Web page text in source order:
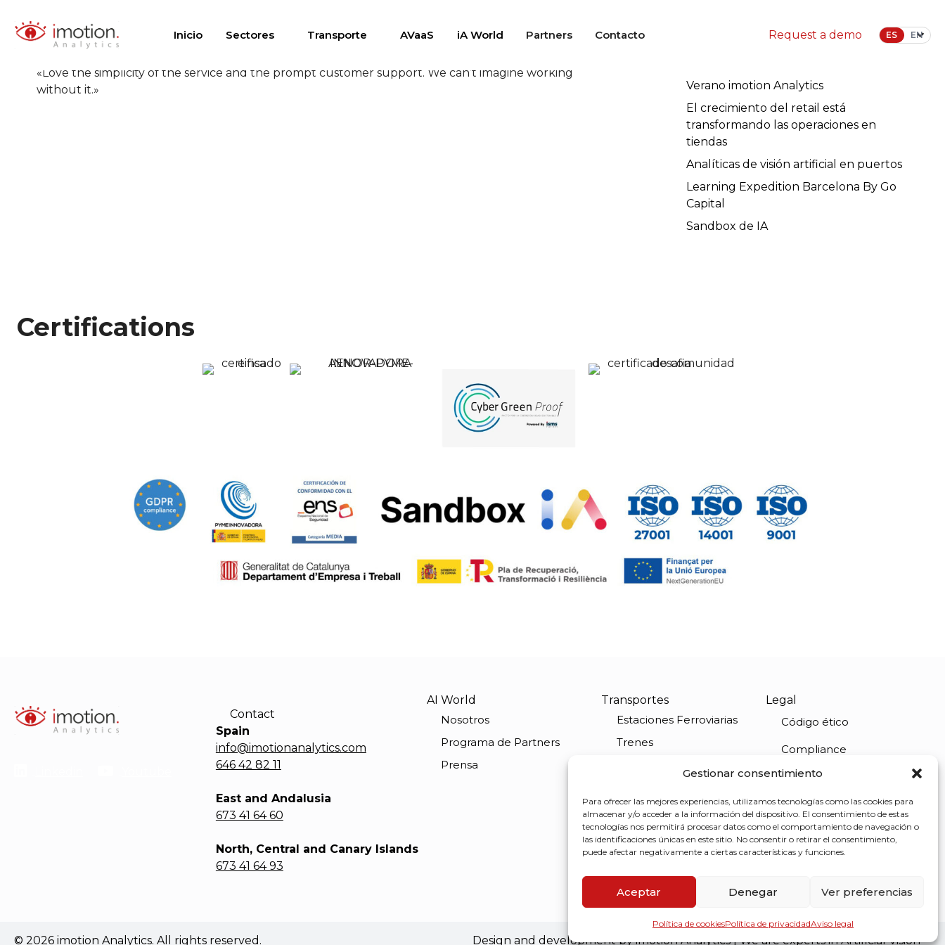
Gestionar consentimiento
Para ofrecer las mejores experiencias, utilizamos tecnologías como las cookies para
almacenar y/o acceder a la información del dispositivo. El consentimiento de estas
tecnologías nos permitirá procesar datos como el comportamiento de navegación o
las identificaciones únicas en este sitio. No consentir o retirar el consentimiento,
puede afectar negativamente a ciertas características y funciones.
Aceptar Denegar Ver preferencias
Política de cookiesPolítica de privacidadAviso legal
contenido
Inicio Sectores Transporte AVaaS iA World Partners Contacto Request a demo
Túneles 2
«Love the simplicity of the service and the prompt customer support. We can’t imagine working
without it.»
Verano imotion Analytics
El crecimiento del retail está
transformando las operaciones en
tiendas
Analíticas de visión artificial en puertos
Learning Expedition Barcelona By Go
Capital
Sandbox de IA
Certifications
Contact
Spain
info@imotionanalytics.com
646 42 82 11
East and Andalusia
673 41 64 60
North, Central and Canary Islands
673 41 64 93
AI World
Nosotros
Programa de Partners
Prensa
Transportes
Estaciones Ferroviarias
Trenes
Aeropuertos
Legal
Código ético
Compliance
Aviso legal
Política de privacidad
Política de cookies
Política de seguridad de
© 2026 imotion Analytics. All rights reserved. Design and development byimotion Analytics| We are experts in Artificial Vision